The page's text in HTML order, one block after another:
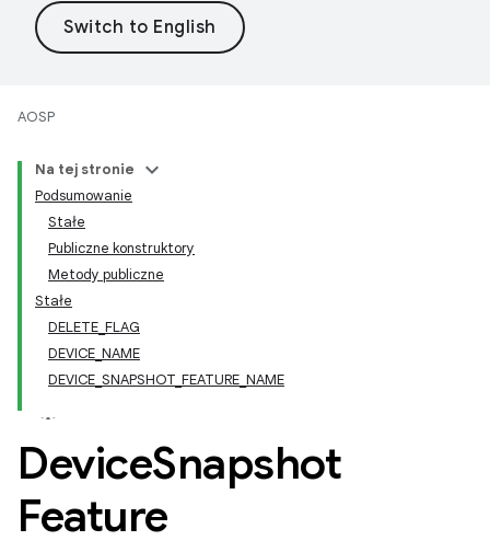
AOSP
Na tej stronie
Podsumowanie
Stałe
Publiczne konstruktory
Metody publiczne
Stałe
DELETE_FLAG
DEVICE_NAME
DEVICE_SNAPSHOT_FEATURE_NAME
DeviceSnapshot
Feature